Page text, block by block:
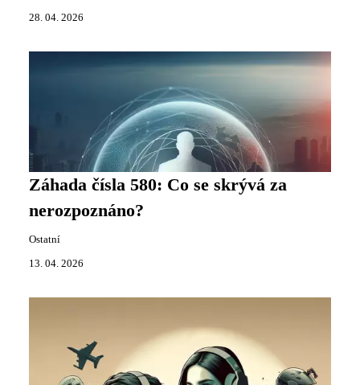
28. 04. 2026
Záhada čísla 580: Co se skrývá za
nerozpoznáno?
Ostatní
13. 04. 2026